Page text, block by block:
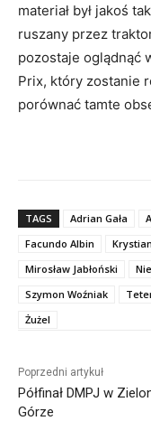
materiał był jakoś
ruszany przez
pozostaje oglądnąć
Prix, który zostanie
porównać tamte
TAGS Adrian Gała
Facundo Albin
Mirosław Jabłoński
Szymon Woźniak
Żużel
Poprzedni artykuł
Półfinał DMPJ w
Górze